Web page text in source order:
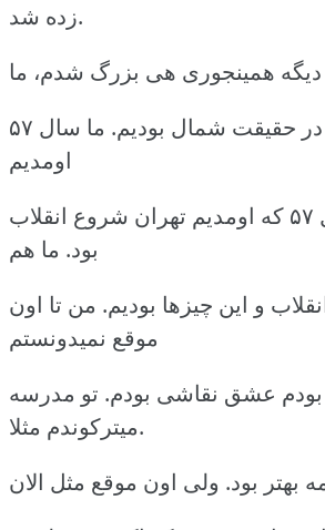
زده شد.
دیگه همینجوری هی بزرگ شدم، ما
دوازده سال در حقیقت شمال بودیم. ما سال ۵۷
اومدیم
تهران. خب سال ۵۷ که اومدیم تهران شروع انقلاب
بود. ما هم
و این چیزها بودیم. من تا اون
موقع نمیدونستم
عشق نقاشی بودم. تو مدرسه
میترکوندم مثلا.